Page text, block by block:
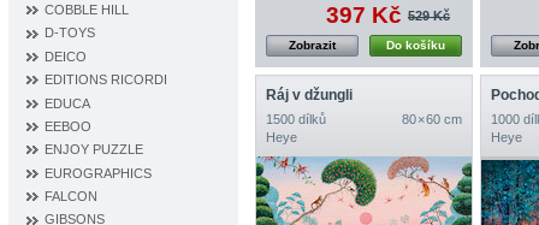
COBBLE HILL
D‐TOYS
DEICO
EDITIONS RICORDI
EDUCA
EEBOO
ENJOY PUZZLE
EUROGRAPHICS
FALCON
GIBSONS
397 Kč 529 Kč
Do košíku
Zobrazit
Ráj v džungli
1500 dílků
80 × 60 cm
Heye
1000
Heye